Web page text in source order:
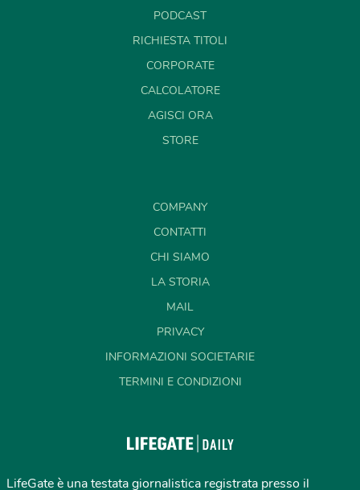
PODCAST
RICHIESTA TITOLI
CORPORATE
CALCOLATORE
AGISCI ORA
STORE
COMPANY
CONTATTI
CHI SIAMO
LA STORIA
MAIL
PRIVACY
INFORMAZIONI SOCIETARIE
TERMINI E CONDIZIONI
LifeGate è una testata giornalistica registrata presso il